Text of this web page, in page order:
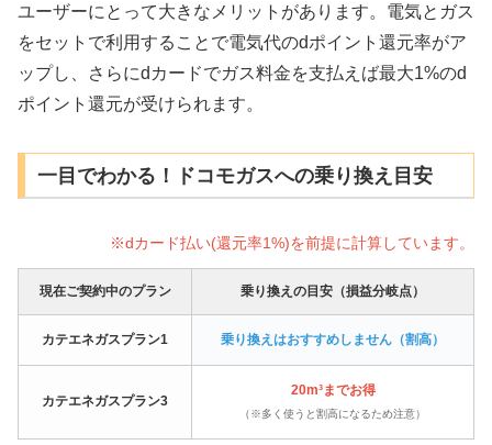
ユーザーにとって大きなメリットがあります。電気とガス
をセットで利用することで電気代のdポイント還元率がア
ップし、さらにdカードでガス料金を支払えば最大1%のd
ポイント還元が受けられます。
一目でわかる！ドコモガスへの乗り換え目安
※dカード払い(還元率1%)を前提に計算しています。
現在ご契約中のプラン 乗り換えの目安（損益分岐点）
カテエネガスプラン1 乗り換えはおすすめしません（割高）
カテエネガスプラン3
20m³までお得
（※多く使うと割高になるため注意）